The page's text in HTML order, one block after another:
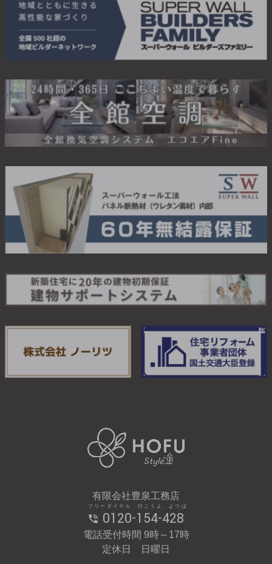
有限会社豊泉工務店
0120-154-428
フリーダイヤル 行こうよ、よつば
電話受付時間 9時～17時
定休日 日曜日